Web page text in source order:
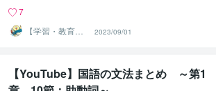
7
【学習・教育相
談室】＠でき太
くん
2023/09/01
【YouTube】国語の文法まとめ ～第1